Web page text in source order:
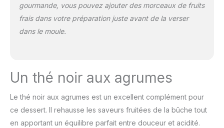
gourmande, vous pouvez ajouter des morceaux de fruits
frais dans votre préparation juste avant de la verser
dans le moule.
Un thé noir aux agrumes
Le thé noir aux agrumes est un excellent complément pour
ce dessert. Il rehausse les saveurs fruitées de la bûche tout
en apportant un équilibre parfait entre douceur et acidité.